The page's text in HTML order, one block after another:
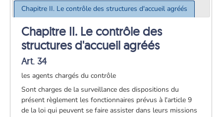
Chapitre II. Le contrôle des structures d'accueil agréés
Chapitre II. Le contrôle des
structures d'accueil agréés
Art. 34
les agents chargés du contrôle
Sont charges de la surveillance des dispositions du
présent règlement les fonctionnaires prévus à l'article 9
de la loi qui peuvent se faire assister dans leurs missions